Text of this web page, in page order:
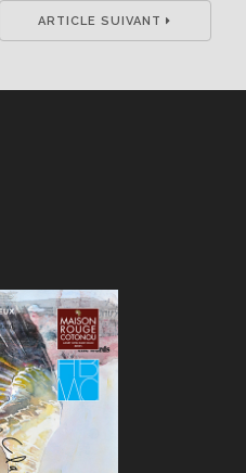
ARTICLE SUIVANT